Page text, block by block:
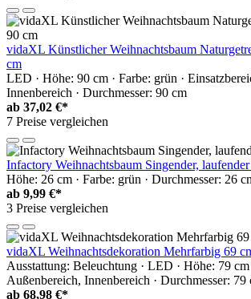
vidaXL Künstlicher Weihnachtsbaum
cm
LED · Höhe: 90 cm · Farbe: grün ·
Innenbereich · Durchmesser: 90 cm
ab 37,02 €*
7 Preise vergleichen
Infactory Weihnachtsbaum Singender,
Höhe: 26 cm · Farbe: grün · Durchmesser: 26
ab 9,99 €*
3 Preise vergleichen
vidaXL Weihnachtsdekoration Mehrfarbig 69
Ausstattung: Beleuchtung · LED · Höhe: 79 cm
Außenbereich, Innenbereich · Durchmesser: 79
ab 68,98 €*